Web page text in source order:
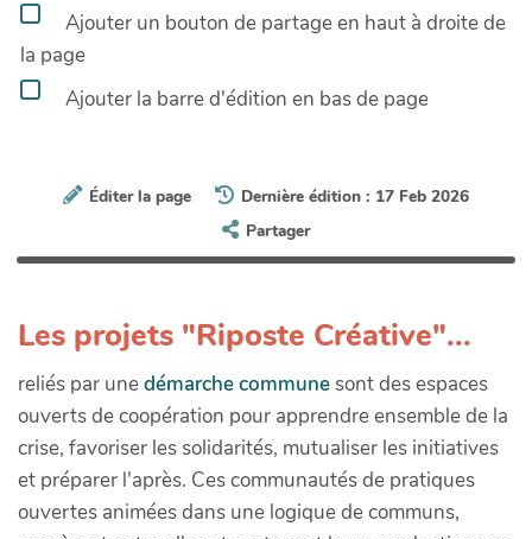
Ajouter un bouton de partage en haut à droite de
la page
Ajouter la barre d'édition en bas de page
Éditer la page
Dernière édition : 17 Feb 2026
Partager